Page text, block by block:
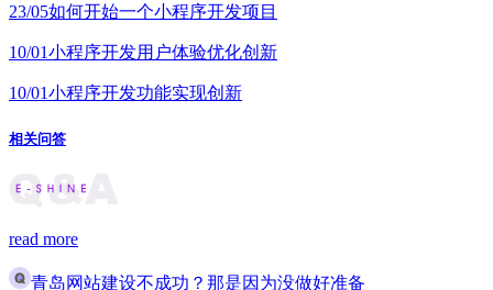
23/05如何开始一个小程序开发项目
10/01小程序开发用户体验优化创新
10/01小程序开发功能实现创新
相关问答
read more
青岛网站建设不成功？那是因为没做好准备